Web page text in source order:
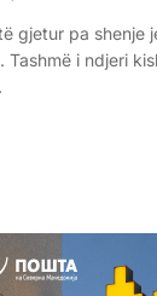
gjetur pa shenje
Tashmë i ndjeri